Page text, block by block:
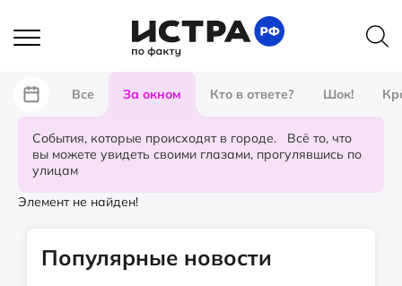
Все За окном Кто в ответе? Шок!
События, которые происходят в городе. Всё то, что
вы можете увидеть своими глазами, прогулявшись по
улицам
Элемент не найден!
Популярные новости